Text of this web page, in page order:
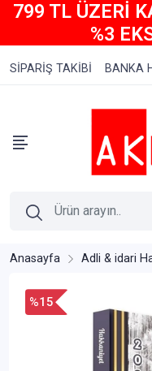
799 TL ÜZERİ
%3
SİPARİŞ TAKİBİ BANKA
Anasayfa Adli & idari
%15